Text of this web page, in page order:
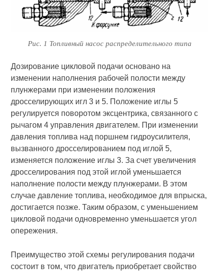
Рис. 1 Топливный насос распределительного типа
Дозирование цикловой подачи основано на
изменении наполнения рабочей полости между
плунжерами при изменении положения
дросселирующих игл 3 и 5. Положение иглы 5
регулируется поворотом эксцентрика, связанного с
рычагом 4 управления двигателем. При изменении
давления топлива над поршнем гидроусилителя,
вызванного дросселированием под иглой 5,
изменяется положение иглы 3. За счет увеличения
дросселирования под этой иглой уменьшается
наполнение полости между плунжерами. В этом
случае давление топлива, необходимое для впрыска,
достигается позже. Таким образом, с уменьшением
цикловой подачи одновременно уменьшается угол
опережения.
Преимущество этой схемы регулирования подачи
состоит в том, что двигатель приобретает свойство